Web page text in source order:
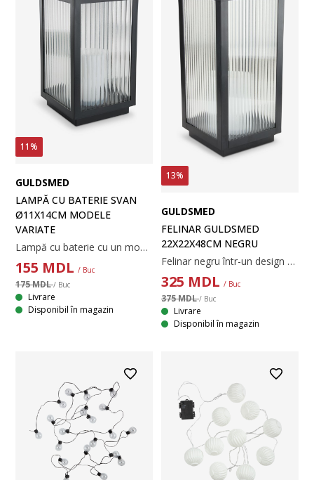
11%
GULDSMED
LAMPĂ CU BATERIE SVAN
Ø11X14CM MODELE
VARIATE
Lampă cu baterie cu un model decorativ decupat care creează o strălucire caldă și primitoare. Designul fără fir oferă o amplasare flexibilă, iar o funcție convenabilă de temporizator automatizează iluminarea. Necesită 2 baterii AA (nu sunt incluse). Acest articol este disponibil în culori asortate și se vinde individual. Ø11 x H14 cm
155 MDL / Buc
175 MDL/ Buc
Livrare
Disponibil în magazin
13%
GULDSMED
FELINAR GULDSMED
22X22X48CM NEGRU
Felinar negru într-un design clasic realizat din plastic și sticlă. Cu 1 lumânare LED și funcție de temporizator cu intervale de 16/8 ore. Ideal pentru a crea o iluminare confortabilă în aer liber. Necesită 3 baterii AA (nu sunt incluse). 22x22x48 cm
325 MDL / Buc
375 MDL/ Buc
Livrare
Disponibil în magazin